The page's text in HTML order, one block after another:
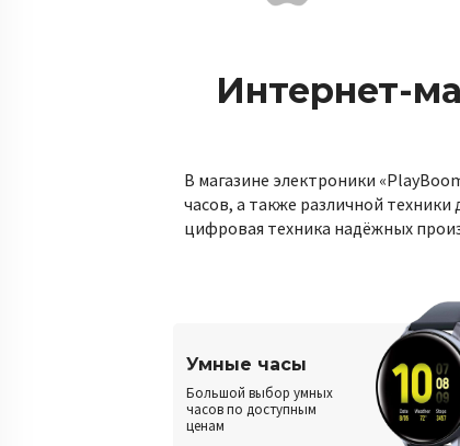
Интернет-
В магазине электроники
часов, а также различной
цифровая техника надёжных
Умные часы
Большой выбор умных
часов по доступным
ценам